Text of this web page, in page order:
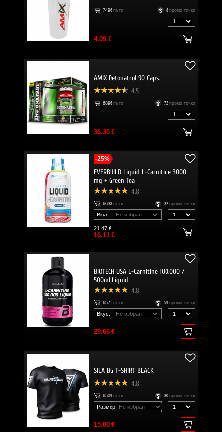
7496 пъти 8 промо точки
4.09 €
AMIX Detonatrol 90 Caps.
4.5
6896 пъти 72 промо точки
36.30 €
-25%
EVERBUILD Liquid L-Carnitine 3000
mg + Green Tea
4.8
6638 пъти 32 промо точки
Вкус:
21.47 €
16.11 €
BIOTECH USA L-Carnitine 100.000 /
500ml Liquid
4.8
6571 пъти 59 промо точки
Вкус:
29.66 €
SILA BG T-SHIRT BLACK
4.8
6509 пъти 30 промо точки
Размер:
15.00 €